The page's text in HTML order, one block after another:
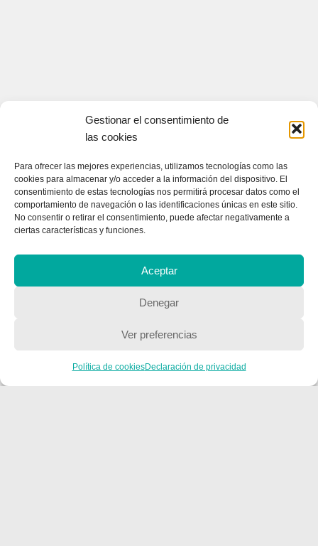
Gestionar el consentimiento de
las cookies
Para ofrecer las mejores experiencias, utilizamos tecnologías como las
cookies para almacenar y/o acceder a la información del dispositivo. El
consentimiento de estas tecnologías nos permitirá procesar datos como el
comportamiento de navegación o las identificaciones únicas en este sitio.
No consentir o retirar el consentimiento, puede afectar negativamente a
ciertas características y funciones.
Aceptar
Denegar
Ver preferencias
Política de cookiesDeclaración de privacidad
CONTACTA CON NOSOTROS
QUIENES SOMOS